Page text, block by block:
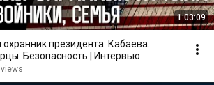
1:03:09
президента. Кабаева.
Безопасность | Интервью